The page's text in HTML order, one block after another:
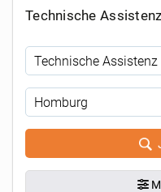
Technische